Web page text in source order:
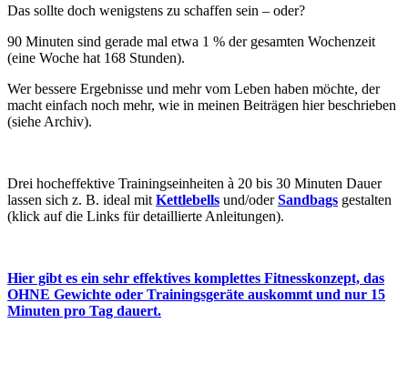
Das sollte doch wenigstens zu schaffen sein – oder?
90 Minuten sind gerade mal etwa 1 % der gesamten Wochenzeit
(eine Woche hat 168 Stunden).
Wer bessere Ergebnisse und mehr vom Leben haben möchte, der
macht einfach noch mehr, wie in meinen Beiträgen hier beschrieben
(siehe Archiv).
Drei hocheffektive Trainingseinheiten à 20 bis 30 Minuten Dauer
lassen sich z. B. ideal mit Kettlebells und/oderSandbags gestalten
(klick auf die Links für detaillierte Anleitungen).
Hier gibt es ein sehr effektives komplettes Fitnesskonzept, das
OHNE Gewichte oder Trainingsgeräte auskommt und nur 15
Minuten pro Tag dauert.